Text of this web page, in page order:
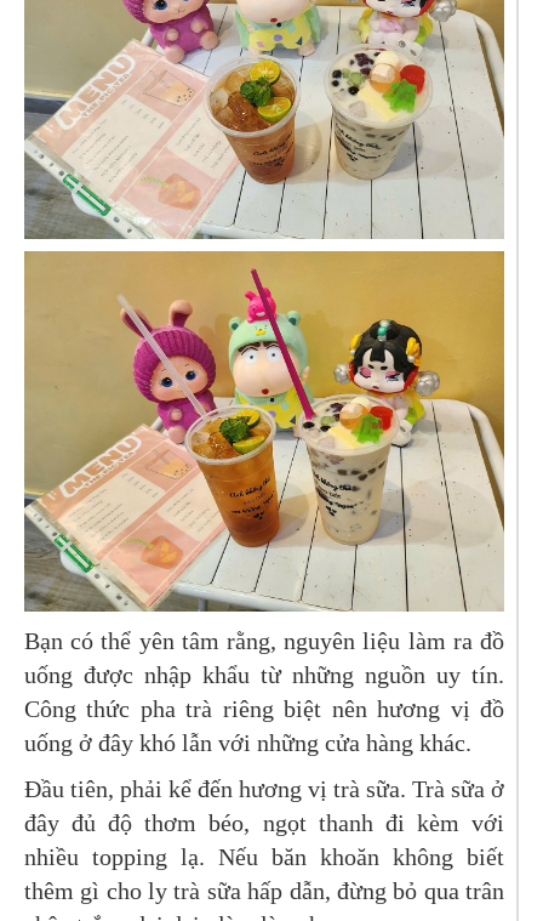
Bạn có thể yên tâm rằng, nguyên liệu làm ra đồ
uống được nhập khẩu từ những nguồn uy tín.
Công thức pha trà riêng biệt nên hương vị đồ
uống ở đây khó lẫn với những cửa hàng khác.
Đầu tiên, phải kể đến hương vị trà sữa. Trà sữa ở
đây đủ độ thơm béo, ngọt thanh đi kèm với
nhiều topping lạ. Nếu băn khoăn không biết
thêm gì cho ly trà sữa hấp dẫn, đừng bỏ qua trân